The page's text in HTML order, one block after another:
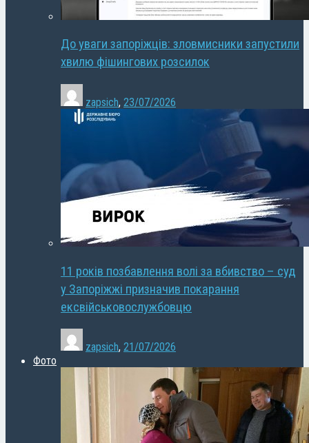
До уваги запоріжців: зловмисники запустили
хвилю фішингових розсилок
zapsich, 23/07/2026
11 років позбавлення волі за вбивство – суд
у Запоріжжі призначив покарання
ексвійськовослужбовцю
zapsich, 21/07/2026
Фото